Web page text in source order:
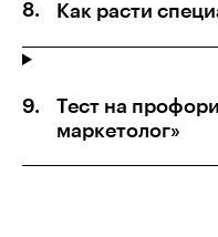
Как расти
Тест на
маркетолог»